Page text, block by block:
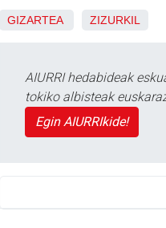
GIZARTEA ZIZURKIL
AIURRI hedabideak
tokiko albisteak
Egin AIURRIkide!